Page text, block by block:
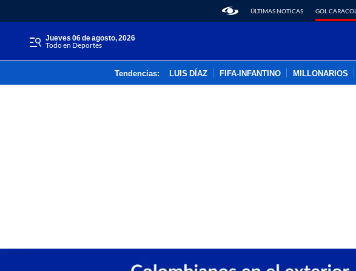
ÚLTIMAS NOTICAS GOL CARACOL
jueves 06 de agosto, 2026
Todo en Deportes
Tendencias: LUIS DÍAZ FIFA-INFANTINO MILLONARIOS